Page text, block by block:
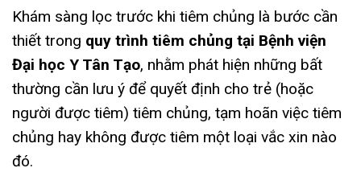
Khám sàng lọc trước khi tiêm chủng là bước cần
thiết trong quy trình tiêm chủng tại Bệnh viện
Đại học Y Tân Tạo, nhằm phát hiện những bất
thường cần lưu ý để quyết định cho trẻ (hoặc
người được tiêm) tiêm chủng, tạm hoãn việc tiêm
chủng hay không được tiêm một loại vắc xin nào
đó.